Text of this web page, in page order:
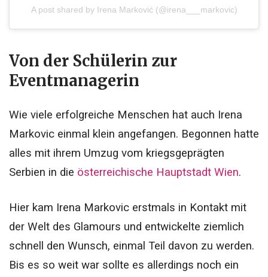
A post shared by Irena Marković (@irena___markovic)
Von der Schülerin zur
Eventmanagerin
Wie viele erfolgreiche Menschen hat auch Irena
Markovic einmal klein angefangen. Begonnen hatte
alles mit ihrem Umzug vom kriegsgeprägten
Serbien in die österreichische Hauptstadt Wien.
Hier kam Irena Markovic erstmals in Kontakt mit
der Welt des Glamours und entwickelte ziemlich
schnell den Wunsch, einmal Teil davon zu werden.
Bis es so weit war sollte es allerdings noch ein